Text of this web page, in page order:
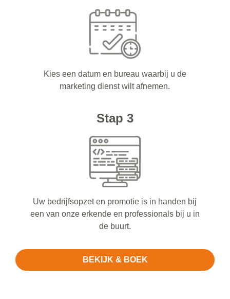
Kies een datum en bureau waarbij u de
marketing dienst wilt afnemen.
Stap 3
Uw bedrijfsopzet en promotie is in handen bij
een van onze erkende en professionals bij u in
de buurt.
BEKIJK & BOEK